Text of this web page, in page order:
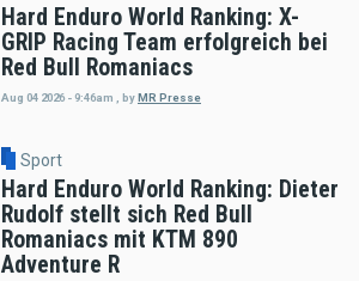
Hard Enduro World Ranking: X-
GRIP Racing Team erfolgreich bei
Red Bull Romaniacs
Aug 04 2026 - 9:46am byMR Presse
Sport
Hard Enduro World Ranking: Dieter
Rudolf stellt sich Red Bull
Romaniacs mit KTM 890
Adventure R